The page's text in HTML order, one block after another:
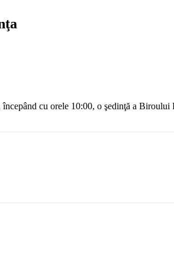
cu orele 10:00, o şedinţă a